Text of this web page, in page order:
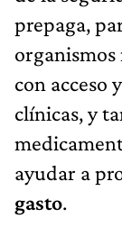
prepaga,
con acceso
clínicas, y
ayudar a
gasto.